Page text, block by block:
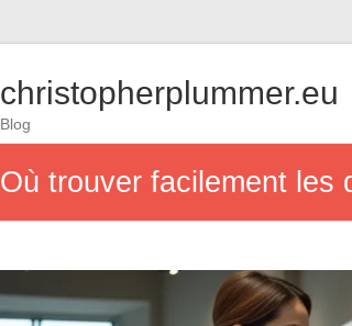
christopherplummer.eu
Blog
Où trouver facilement les